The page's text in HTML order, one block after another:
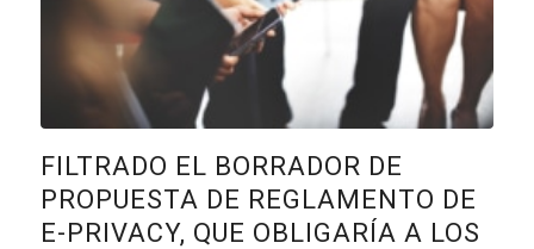
FILTRADO EL BORRADOR DE
PROPUESTA DE REGLAMENTO DE
E-PRIVACY, QUE OBLIGARÍA A LOS